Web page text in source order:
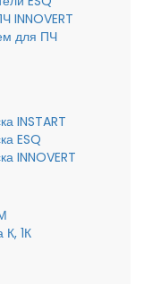
INNOVERT
для ПЧ
INSTART
ESQ
INNOVERT
К, 1К